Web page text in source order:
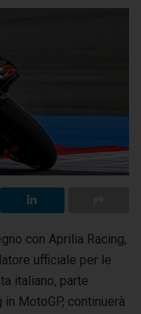
con Aprilia Racing,
ufficiale per le
italiano, parte
MotoGP, continuerà